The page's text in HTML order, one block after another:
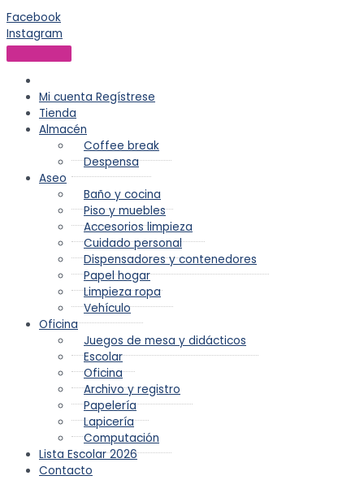
Facebook
Instagram
Mi cuenta Regístrese
Tienda
Almacén
Coffee break
Despensa
Aseo
Baño y cocina
Piso y muebles
Accesorios limpieza
Cuidado personal
Dispensadores y contenedores
Papel hogar
Limpieza ropa
Vehículo
Oficina
Juegos de mesa y didácticos
Escolar
Oficina
Archivo y registro
Papelería
Lapicería
Computación
Lista Escolar 2026
Contacto